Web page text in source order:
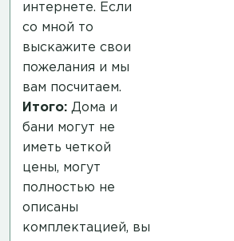
интернете. Если
со мной то
выскажите свои
пожелания и мы
вам посчитаем.
Итого: Дома и
бани могут не
иметь четкой
цены, могут
полностью не
описаны
комплектацией, вы